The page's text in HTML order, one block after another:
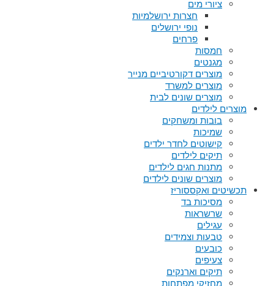
ציורי מים
חצרות ירושלמיות
נופי ירושלים
פרחים
חמסות
מגנטים
מוצרים דקורטיביים מנייר
מוצרים למשרד
מוצרים שונים לבית
מוצרים לילדים
בובות ומשחקים
שמיכות
קישוטים לחדר ילדים
תיקים לילדים
מתנות חגים לילדים
מוצרים שונים לילדים
תכשיטים ואקססוריז
מסיכות בד
שרשראות
עגילים
טבעות וצמידים
כובעים
צעיפים
תיקים וארנקים
מחזיקי מפתחות